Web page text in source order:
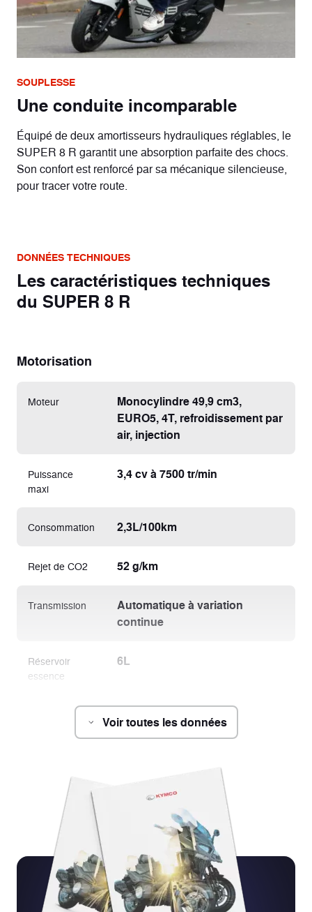
SOUPLESSE
Une conduite incomparable
Équipé de deux amortisseurs hydrauliques réglables, le
SUPER 8 R garantit une absorption parfaite des chocs.
Son confort est renforcé par sa mécanique silencieuse,
pour tracer votre route.
DONNÉES TECHNIQUES
Les caractéristiques techniques
du SUPER 8 R
Motorisation
Moteur
Monocylindre 49,9 cm3,
EURO5, 4T, refroidissement par
air, injection
Puissance
maxi
3,4 cv à 7500 tr/min
Consommation 2,3L/100km
Rejet de CO2 52 g/km
Transmission
Automatique à variation
continue
Réservoir
essence
6L
(L x l x h)
2040 x 735 x 1100 mm
Empattement 1365 mm
Hauteur de
780 mm
Voir toutes les données